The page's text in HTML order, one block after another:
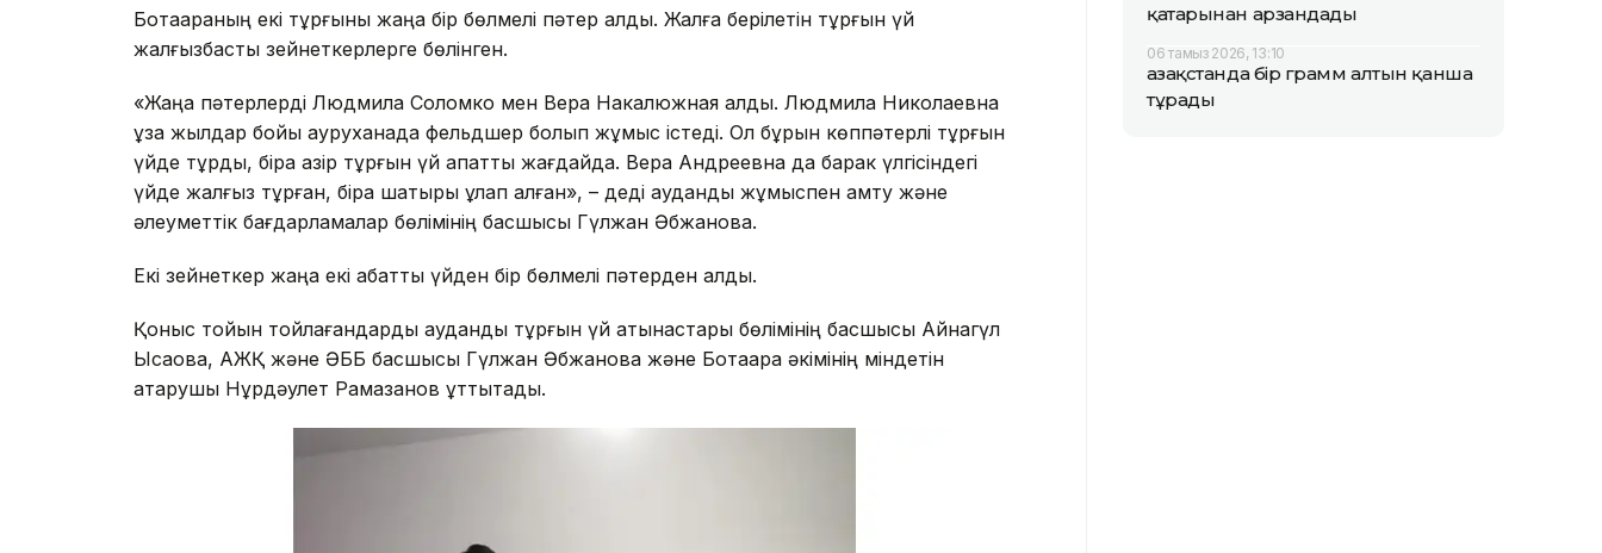
Ботақараның екі тұрғыны жаңа бір бөлмелі пәтер алды. Жалға берілетін тұрғын үй
жалғызбасты зейнеткерлерге бөлінген.
«Жаңа пәтерлерді Людмила Соломко мен Вера Накалюжная алды. Людмила Николаевна
ұзақ жылдар бойы ауруханада фельдшер болып жұмыс істеді. Ол бұрын көппәтерлі тұрғын
үйде тұрды, бірақ қазір тұрғын үй апатты жағдайда. Вера Андреевна да барак үлгісіндегі
үйде жалғыз тұрған, бірақ шатыры құлап қалған», – деді аудандық жұмыспен қамту және
әлеуметтік бағдарламалар бөлімінің басшысы Гүлжан Әбжанова.
Екі зейнеткер жаңа екі қабатты үйден бір бөлмелі пәтерден алды.
Қоныс тойын тойлағандарды аудандық тұрғын үй қатынастары бөлімінің басшысы Айнагүл
Ысқақова, АЖҚ және ӘББ басшысы Гүлжан Әбжанова және Ботақара әкімінің міндетін
атқарушы Нұрдәулет Рамазанов құттықтады.
қатарынан арзандады
06 тамыз 2026, 13:10
Қазақстанда бір грамм алтын қанша
тұрады